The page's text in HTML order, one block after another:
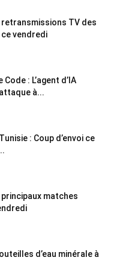
TV des
vendredi
: L’agent d’IA
à...
: Coup d’envoi ce
matches
d’eau minérale à